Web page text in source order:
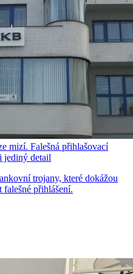
mizí. Falešná přihlašovací
jediný detail
trojany, které dokážou
přihlášení.